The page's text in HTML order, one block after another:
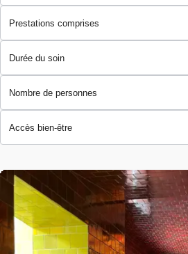
Prestations comprises
Durée du soin
Nombre de personnes
Accès bien-être